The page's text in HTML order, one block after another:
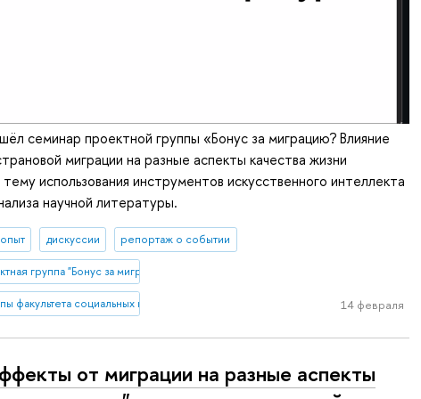
семинар проектной группы «Бонус за миграцию? Влияние
миграции на разные аспекты качества жизни
использования инструментов искусственного интеллекта
научной литературы.
дискуссии репортаж о событии
группа "Бонус за миграцию? Влияние опыта внутристрановой миграции на
факультета социальных наук 14 февраля
от миграции на разные аспекты